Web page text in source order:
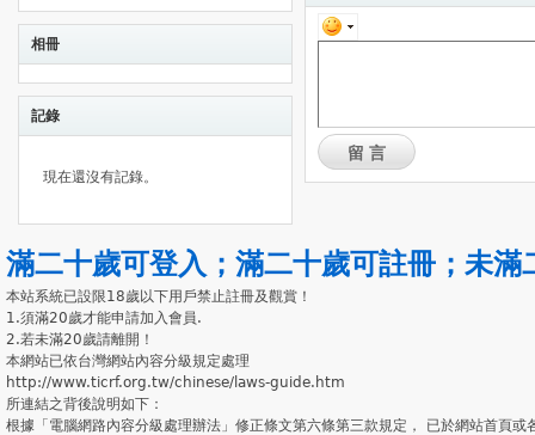
相冊
記錄
現在還沒有記錄。
留言
滿二十歲可登入 ； 滿二十歲可註冊 ； 未滿
本站系統已設限18歲以下用戶禁止註冊及觀賞！
1.須滿20歲才能申請加入會員.
2.若未滿20歲請離開！
本網站已依台灣網站內容分級規定處理
http://www.ticrf.org.tw/chinese/laws-guide.htm
所連結之背後說明如下：
根據「電腦網路內容分級處理辦法」修正條文第六條第三款規定， 已於網站首頁